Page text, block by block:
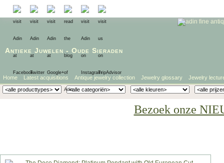
Antieke Juwelen - Oude Sieraden
Home Latest acquisitions Antique jewelry collection Jewelry glossary Jewelry
Bezoek onze